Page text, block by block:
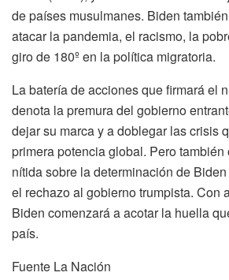
de países musulmanes. Biden
atacar la pandemia, el racismo, la
giro de 180º en la política migratoria.
La batería de acciones que firmará el
denota la premura del gobierno
dejar su marca y a doblegar las crisis
primera potencia global. Pero también
nítida sobre la determinación de
el rechazo al gobierno trumpista. Con
Biden comenzará a acotar la huella
país.
Fuente La Nación